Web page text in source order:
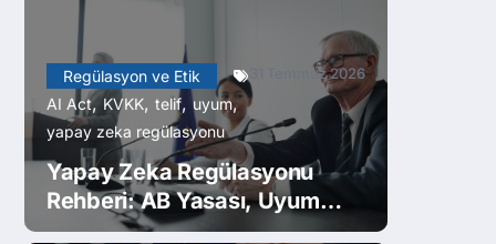
Regülasyon ve Etik 31 Temmuz 2026
AI Act,KVKK, telif,uyum,
yapay zeka regülasyonu
Yapay Zeka Regülasyonu
Rehberi: AB Yasası, Uyum
Takvimi ve Türkiye